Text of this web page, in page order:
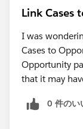
Link Cases
I was
Cases to
Opportunity
that it may
0 件のい